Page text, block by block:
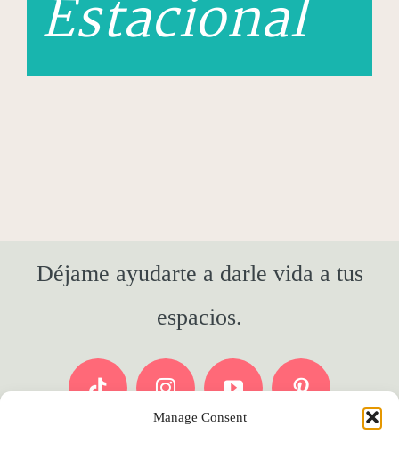
Manage Consent
Estacional
Déjame ayudarte a darle vida a tus
espacios.